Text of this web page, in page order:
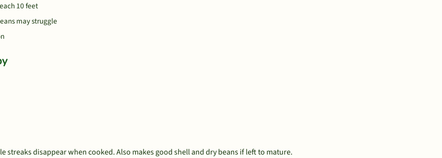
10 feet
may struggle
streaks disappear when cooked. Also makes good shell and dry beans if left to mature.